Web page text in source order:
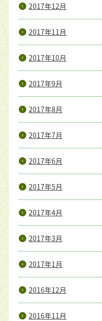
2017年12月
2017年11月
2017年10月
2017年9月
2017年8月
2017年7月
2017年6月
2017年5月
2017年4月
2017年3月
2017年1月
2016年12月
2016年11月